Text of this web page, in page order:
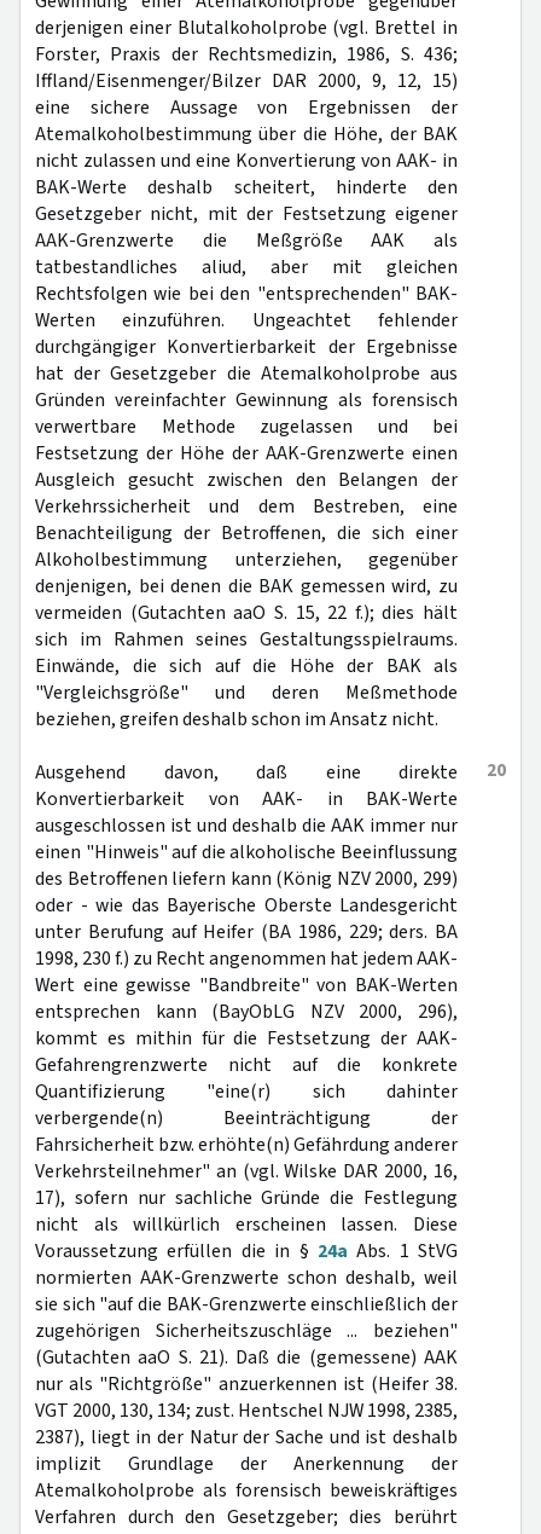
derjenigen einer Blutalkoholprobe (vgl. Brettel in
Forster, Praxis der Rechtsmedizin, 1986, S. 436;
Iffland/Eisenmenger/Bilzer DAR 2000, 9, 12, 15)
eine sichere Aussage von Ergebnissen der
Atemalkoholbestimmung über die Höhe, der BAK
nicht zulassen und eine Konvertierung von AAK- in
BAK-Werte deshalb scheitert, hinderte den
Gesetzgeber nicht, mit der Festsetzung eigener
AAK-Grenzwerte die Meßgröße AAK als
tatbestandliches aliud, aber mit gleichen
Rechtsfolgen wie bei den "entsprechenden" BAK-
Werten einzuführen. Ungeachtet fehlender
durchgängiger Konvertierbarkeit der Ergebnisse
hat der Gesetzgeber die Atemalkoholprobe aus
Gründen vereinfachter Gewinnung als forensisch
verwertbare Methode zugelassen und bei
Festsetzung der Höhe der AAK-Grenzwerte einen
Ausgleich gesucht zwischen den Belangen der
Verkehrssicherheit und dem Bestreben, eine
Benachteiligung der Betroffenen, die sich einer
Alkoholbestimmung unterziehen, gegenüber
denjenigen, bei denen die BAK gemessen wird, zu
vermeiden (Gutachten aaO S. 15, 22 f.); dies hält
sich im Rahmen seines Gestaltungsspielraums.
Einwände, die sich auf die Höhe der BAK als
"Vergleichsgröße" und deren Meßmethode
beziehen, greifen deshalb schon im Ansatz nicht.
20
Ausgehend davon, daß eine direkte
Konvertierbarkeit von AAK- in BAK-Werte
ausgeschlossen ist und deshalb die AAK immer nur
einen "Hinweis" auf die alkoholische Beeinflussung
des Betroffenen liefern kann (König NZV 2000, 299)
oder - wie das Bayerische Oberste Landesgericht
unter Berufung auf Heifer (BA 1986, 229; ders. BA
1998, 230 f.) zu Recht angenommen hat jedem AAK-
Wert eine gewisse "Bandbreite" von BAK-Werten
entsprechen kann (BayObLG NZV 2000, 296),
kommt es mithin für die Festsetzung der AAK-
Gefahrengrenzwerte nicht auf die konkrete
Quantifizierung "eine(r) sich dahinter
verbergende(n) Beeinträchtigung der
Fahrsicherheit bzw. erhöhte(n) Gefährdung anderer
Verkehrsteilnehmer" an (vgl. Wilske DAR 2000, 16,
17), sofern nur sachliche Gründe die Festlegung
nicht als willkürlich erscheinen lassen. Diese
Voraussetzung erfüllen die in § 24a Abs. 1 StVG
normierten AAK-Grenzwerte schon deshalb, weil
sie sich "auf die BAK-Grenzwerte einschließlich der
zugehörigen Sicherheitszuschläge ... beziehen"
(Gutachten aaO S. 21). Daß die (gemessene) AAK
nur als "Richtgröße" anzuerkennen ist (Heifer 38.
VGT 2000, 130, 134; zust. Hentschel NJW 1998, 2385,
2387), liegt in der Natur der Sache und ist deshalb
implizit Grundlage der Anerkennung der
Atemalkoholprobe als forensisch beweiskräftiges
Verfahren durch den Gesetzgeber; dies berührt